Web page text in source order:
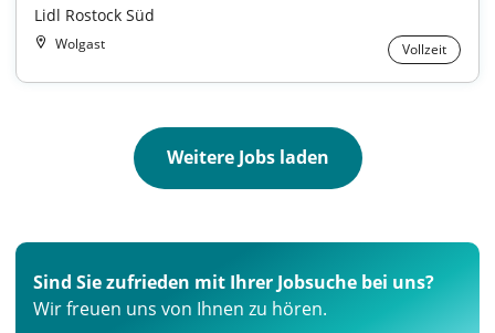
Lidl Rostock Süd
Wolgast Vollzeit
Weitere Jobs laden
Sind Sie zufrieden mit Ihrer Jobsuche bei uns?
Wir freuen uns von Ihnen zu hören.